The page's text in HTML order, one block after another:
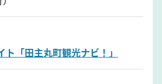
「田主丸町観光ナビ！」